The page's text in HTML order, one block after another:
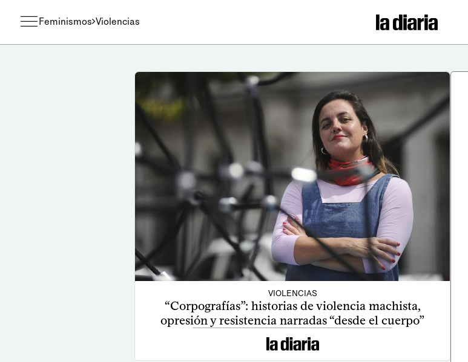
Feminismos Violencias
VIOLENCIAS
“Corpografías”: historias de violencia machista,
opresión y resistencia narradas “desde el cuerpo”